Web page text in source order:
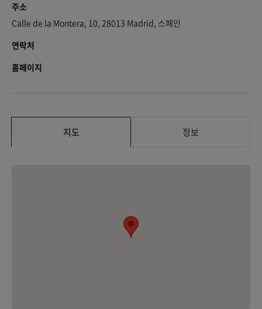
주소
Calle de la Montera, 10, 28013 Madrid, 스페인
연락처
홈페이지
지도 정보